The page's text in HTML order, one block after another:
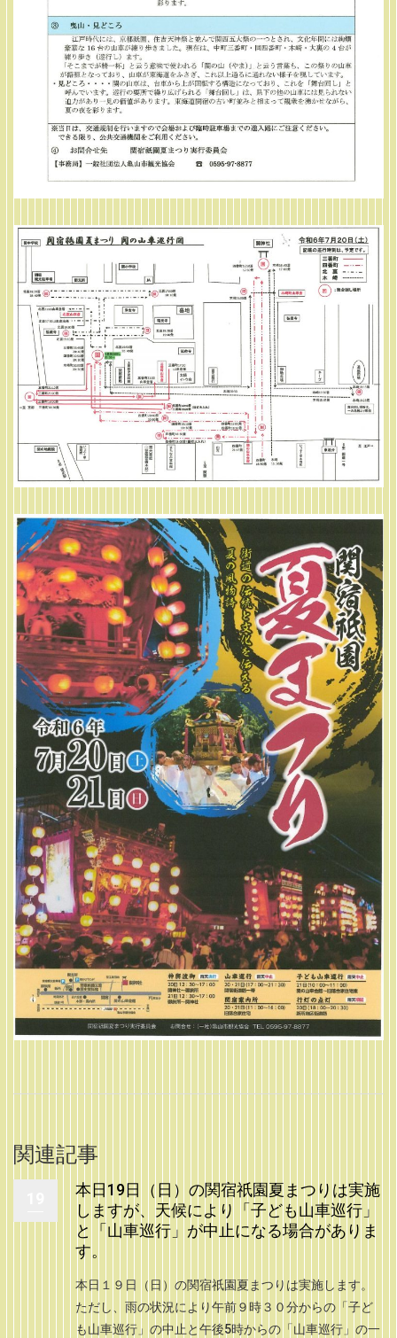
関連記事
本日19日（日）の関宿祇園夏まつりは実施
しますが、天候により「子ども山車巡行」
と「山車巡行」が中止になる場合がありま
す。
本日１９日（日）の関宿祇園夏まつりは実施します。
ただし、雨の状況により午前９時３０分からの「子ど
も山車巡行」の中止と午後5時からの「山車巡行」の一